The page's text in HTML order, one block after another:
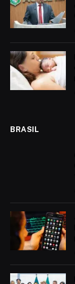
BRASIL